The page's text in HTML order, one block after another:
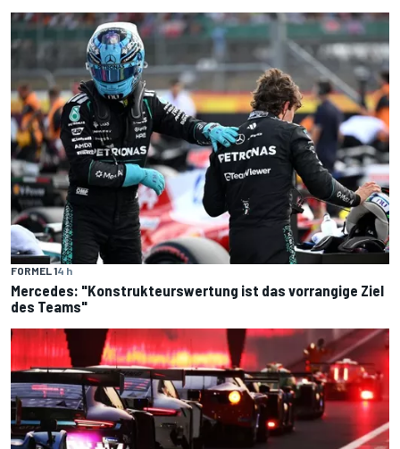
FORMEL 14 h
Mercedes: "Konstrukteurswertung ist das vorrangige Ziel
des Teams"